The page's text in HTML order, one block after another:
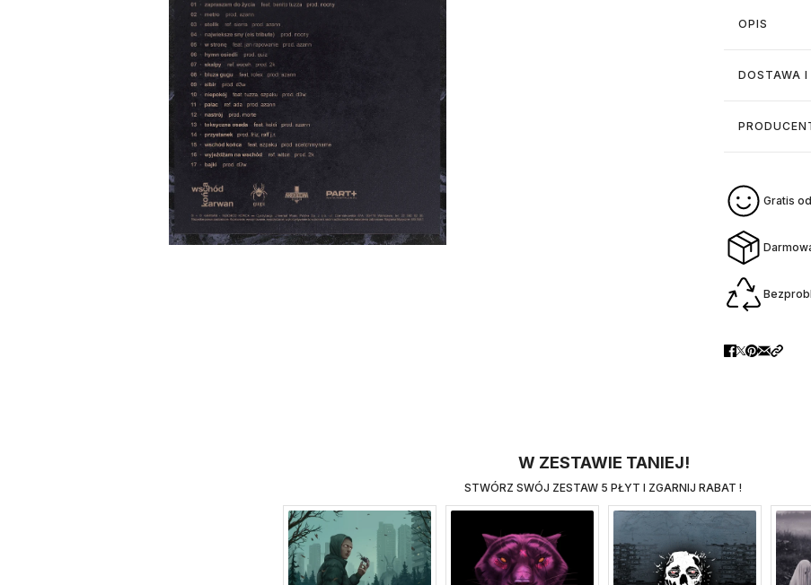
OPIS
DOSTAWA
Gratis
W ZESTAWIE TANIEJ!
STWÓRZ SWÓJ ZESTAW 5 PŁYT I ZGARNIJ RABAT !